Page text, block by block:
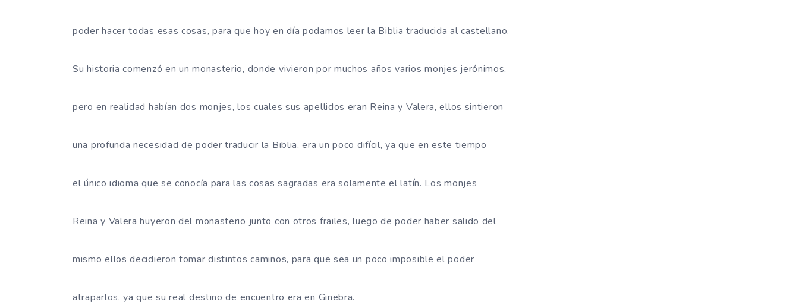
poder hacer todas esas cosas, para que hoy en día podamos leer la Biblia traducida al castellano.
Su historia comenzó en un monasterio, donde vivieron por muchos años varios monjes jerónimos,
pero en realidad habían dos monjes, los cuales sus apellidos eran Reina y Valera, ellos sintieron
una profunda necesidad de poder traducir la Biblia, era un poco difícil, ya que en este tiempo
el único idioma que se conocía para las cosas sagradas era solamente el latín. Los monjes
Reina y Valera huyeron del monasterio junto con otros frailes, luego de poder haber salido del
mismo ellos decidieron tomar distintos caminos, para que sea un poco imposible el poder
atraparlos, ya que su real destino de encuentro era en Ginebra.